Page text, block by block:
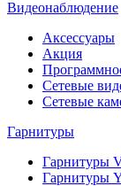
Видеонаблюдение
Аксессуары
Акция
Сетевые
Сетевые
Гарнитуры
Гарнитуры
Гарнитуры